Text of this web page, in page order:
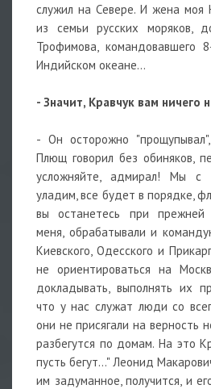
служил на Севере. И жена моя
из семьи русских моряков,
Трофимова,
Индийском океане...
- Значит, Кравчук вам ничего
- Он осторожно
Плющ говорил без обиняков,
усложняйте, адмирал! Мы с
уладим, все будет в порядке,
вы останетесь при прежней
меня, обрабатывали и
Киевского, Одесского и
не ориентироваться на
докладывать, выполнять их
что у нас служат люди со
они не присягали на верность
разбегутся по домам. На это
пусть бегут..." Леонид
им задуманное, получится, и